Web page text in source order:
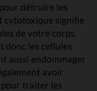
détruire les
cytotoxique signifie
de votre corps.
donc les cellules
aussi endommager
avoir
traiter les